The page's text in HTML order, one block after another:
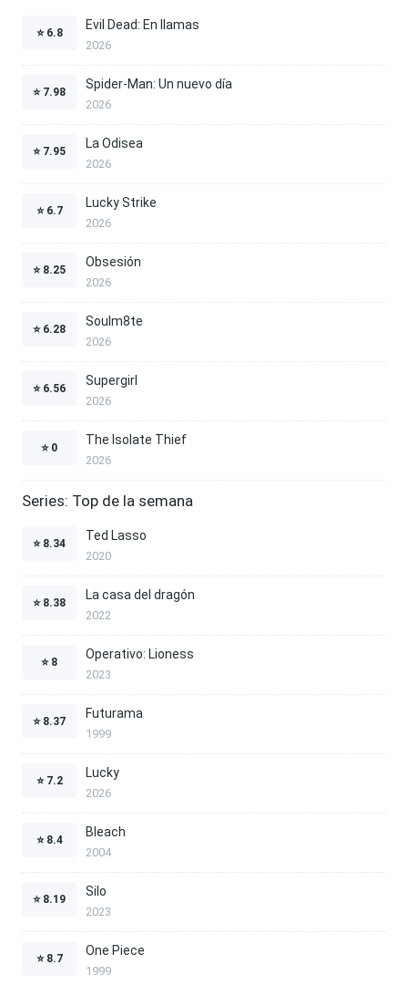
⭐ 6.8
Evil Dead: En llamas
2026
⭐ 7.98
Spider-Man: Un nuevo día
2026
⭐ 7.95
La Odisea
2026
⭐ 6.7
Lucky Strike
2026
⭐ 8.25
Obsesión
2026
⭐ 6.28
Soulm8te
2026
⭐ 6.56
Supergirl
2026
⭐ 0
The Isolate Thief
2026
Series: Top de la semana
⭐ 8.34
Ted Lasso
2020
⭐ 8.38
La casa del dragón
2022
⭐ 8
Operativo: Lioness
2023
⭐ 8.37
Futurama
1999
⭐ 7.2
Lucky
2026
⭐ 8.4
Bleach
2004
⭐ 8.19
Silo
2023
⭐ 8.7
One Piece
1999